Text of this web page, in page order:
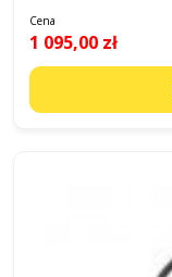
Cena
1 095,00 zł